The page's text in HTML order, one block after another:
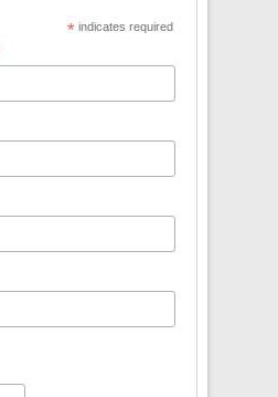
*indicates required